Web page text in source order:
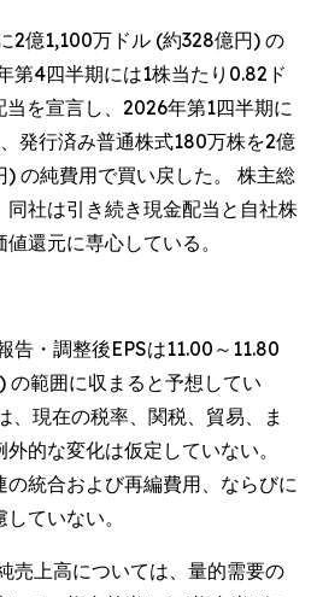
2億1,100万ドル (約328億円) の
第4四半期には1株当たり0.82ド
を宣言し、2026年第1四半期に
発行済み普通株式180万株を2億
の純費用で買い戻した。 株主総
社は引き続き現金配当と自社株
還元に専心している。
告・調整後EPSは11.00～11.80
の範囲に収まると予想してい
、現在の税率、関税、貿易、ま
的な変化は仮定していない。
の統合および再編費用、ならびに
ていない。
売上高については、量的需要の